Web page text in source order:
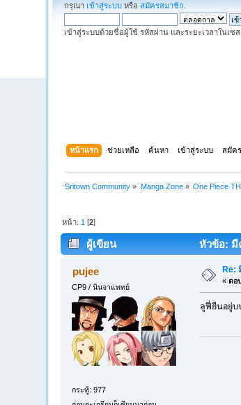
กรุณา เข้าสู่ระบบ หรือสมัครสมาชิก
เข้าสู่ระบบด้วยชื่อผู้ใช้ รหัสผ่าน และระยะเวลาในเซ
หน้าแรก ช่วยเหลือ ค้นหา เข้าสู่ระบบ สมัค
Sritown Community » Manga Zone» One Piece
หน้า: 1 [2]
ผู้เขียน หัวข้อ: มี
pujee
CP9 / นินจาแพทย์
กระทู้: 977
Re:
«ตอ
ลูฟี่ยืนอยู่บ